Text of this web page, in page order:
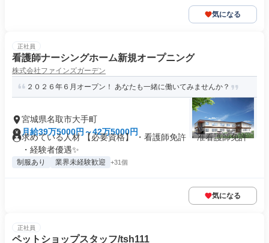
気になる
正社員
看護師ナーシングホーム新規オープニング
株式会社ファインズガーデン
２０２６年６月オープン！ あなたも一緒に働いてみませんか？
宮城県名取市大手町
月給39万5000円～42万5000円
求めている人材 【必要資格】 ・看護師免許 ・准看護師免許
・経験者優遇✨
制服あり 業界未経験歓迎 +31個
気になる
正社員
ペットショップスタッフ/tsh111